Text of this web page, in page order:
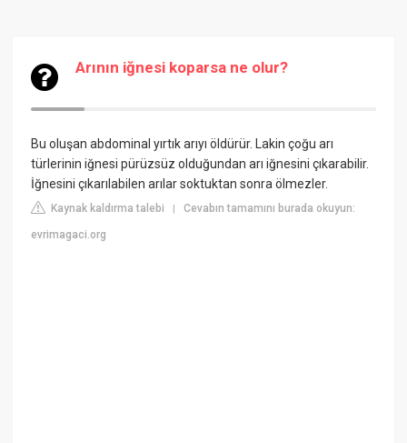
Arının iğnesi koparsa ne olur?
Bu oluşan abdominal yırtık arıyı öldürür. Lakin çoğu arı
türlerinin iğnesi pürüzsüz olduğundan arı iğnesini çıkarabilir.
İğnesini çıkarılabilen arılar soktuktan sonra ölmezler.
Kaynak kaldırma talebi |Cevabın tamamını burada okuyun:
evrimagaci.org